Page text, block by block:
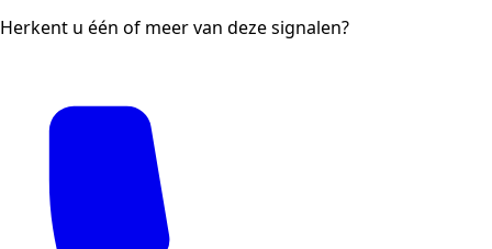
Herkent u één of meer van deze signalen?